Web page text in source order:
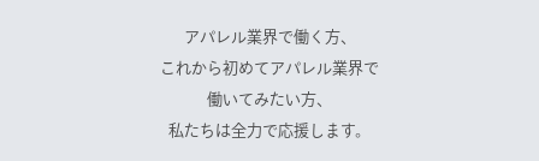
アパレル業界で働く方、
これから初めてアパレル業界で
働いてみたい方、
私たちは全力で応援します。